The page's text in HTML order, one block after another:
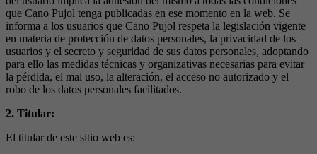
que Cano Pujol tenga publicadas en ese momento en la web. Se
informa a los usuarios que Cano Pujol respeta la legislación vigente
en materia de protección de datos personales, la privacidad de los
usuarios y el secreto y seguridad de sus datos personales, adoptando
para ello las medidas técnicas y organizativas necesarias para evitar
la pérdida, el mal uso, la alteración, el acceso no autorizado y el
robo de los datos personales facilitados.
2. Titular:
El titular de este sitio web es: